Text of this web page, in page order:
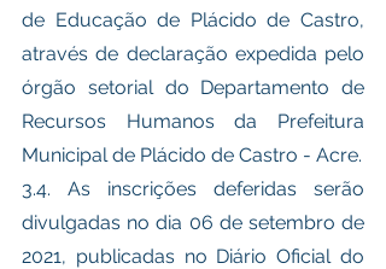
de Educação de Plácido de Castro,
através de declaração expedida pelo
órgão setorial do Departamento de
Recursos Humanos da Prefeitura
3.4. As inscrições deferidas serão
divulgadas no dia 06 de setembro de
2021, publicadas no Diário Oficial do